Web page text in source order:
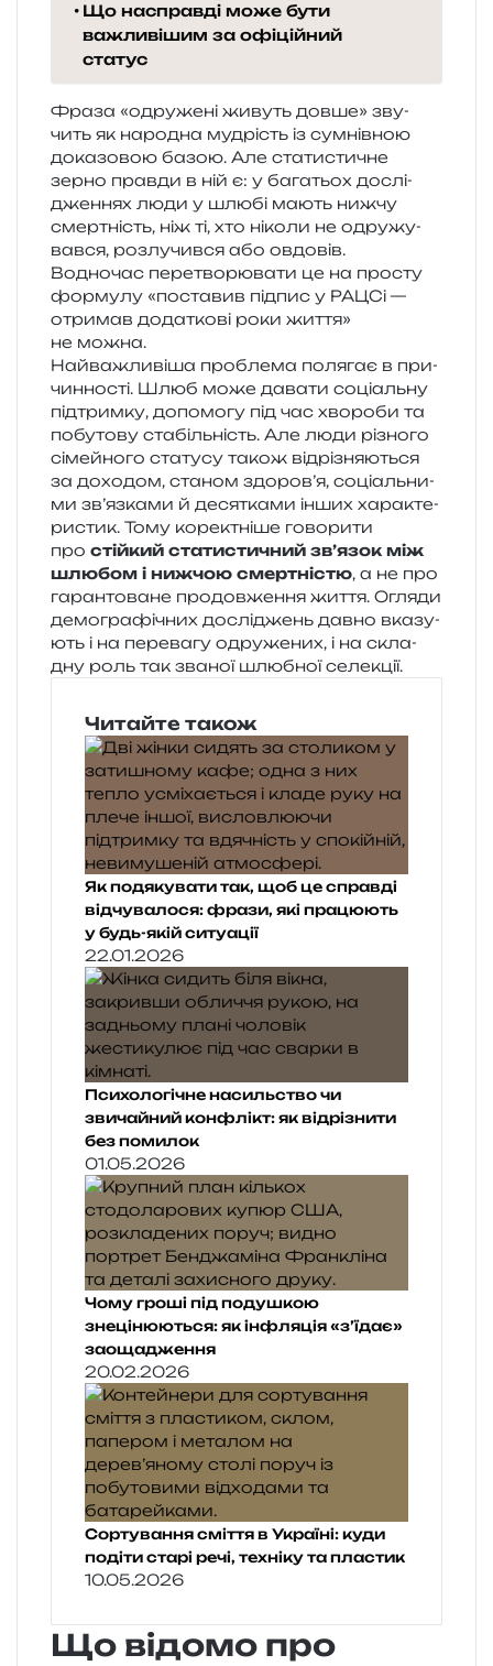
Що насправді може бути
важливішим за офіційний
статус
Фраза «одру­же­ні живуть довше» зву­
чить як наро­дна мудрість із сум­нів­ною
дока­зо­вою базою. Але ста­ти­сти­чне
зерно прав­ди в ній є: у бага­тьох дослі­
дже­н­нях люди у шлюбі мають нижчу
смер­тність, ніж ті, хто ніко­ли не одру­жу­
вав­ся, роз­лу­чив­ся або овдо­вів.
Водночас пере­тво­рю­ва­ти це на про­сту
фор­му­лу «поста­вив під­пис у РАЦСі —
отри­мав дода­тко­ві роки життя»
не можна.
Найважливіша про­бле­ма поля­гає в при­
чин­но­сті. Шлюб може дава­ти соці­аль­ну
під­трим­ку, допо­мо­гу під час хво­ро­би та
побу­то­ву ста­біль­ність. Але люди різно­го
сімей­но­го ста­ту­су також від­рі­зня­ю­ться
за дохо­дом, ста­ном здоров’я, соці­аль­ни­
ми зв’язками й деся­тка­ми інших хара­кте­
ри­стик. Тому коре­ктні­ше гово­ри­ти
про стій­кий ста­ти­сти­чний зв’язок між
шлю­бом і ниж­чою смер­тні­стю, а не про
гаран­то­ва­не про­дов­же­н­ня життя. Огляди
демо­гра­фі­чних дослі­джень давно вка­зу­
ють і на пере­ва­гу одру­же­них, і на скла­
дну роль так зва­ної шлю­бної селекції.
Читайте також
Як подякувати так, щоб це справді
відчувалося: фрази, які працюють
у будь-якій ситуації
22.01.2026
Психологічне насильство чи
звичайний конфлікт: як відрізнити
без помилок
01.05.2026
Чому гроші під подушкою
знецінюються: як інфляція «з’їдає»
заощадження
20.02.2026
Сортування сміття в Україні: куди
подіти старі речі, техніку та пластик
10.05.2026
Що відомо про